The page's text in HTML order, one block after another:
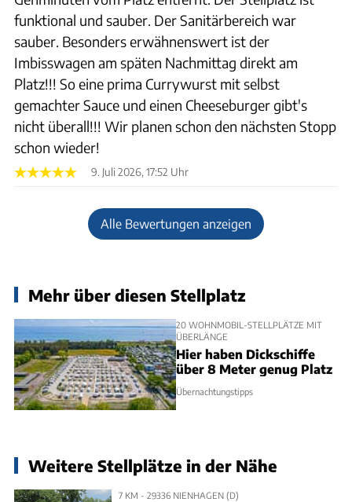
funktional und sauber. Der Sanitärbereich war
sauber. Besonders erwähnenswert ist der
Imbisswagen am späten Nachmittag direkt am
Platz!!! So eine prima Currywurst mit selbst
gemachter Sauce und einen Cheeseburger gibt's
nicht überall!!! Wir planen schon den nächsten Stopp
schon wieder!
9. Juli 2026, 17:52 Uhr
Alle Bewertungen anzeigen
Mehr über diesen Stellplatz
20 WOHNMOBIL-STELLPLÄTZE MIT
ÜBERLÄNGE
Hier haben Dickschiffe
über 8 Meter genug Platz
Übernachtungstipps
Weitere Stellplätze in der Nähe
7 KM - 29336 NIENHAGEN (D)